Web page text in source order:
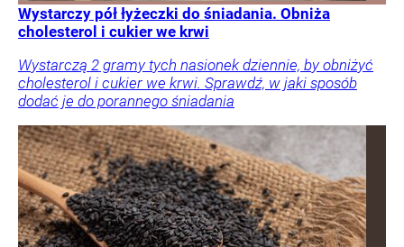
Wystarczy pół łyżeczki do śniadania. Obniża
cholesterol i cukier we krwi
Wystarczą 2 gramy tych nasionek dziennie, by obniżyć
cholesterol i cukier we krwi. Sprawdź, w jaki sposób
dodać je do porannego śniadania